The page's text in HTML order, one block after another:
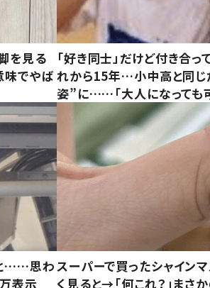
を見る
味でやば
「好き同士」だけど付き合
れから15年…小中高と同じ
姿”に……「大人になっても
……思わ
表示
スーパーで買ったシャイン
く見ると→「何これ？」まさ